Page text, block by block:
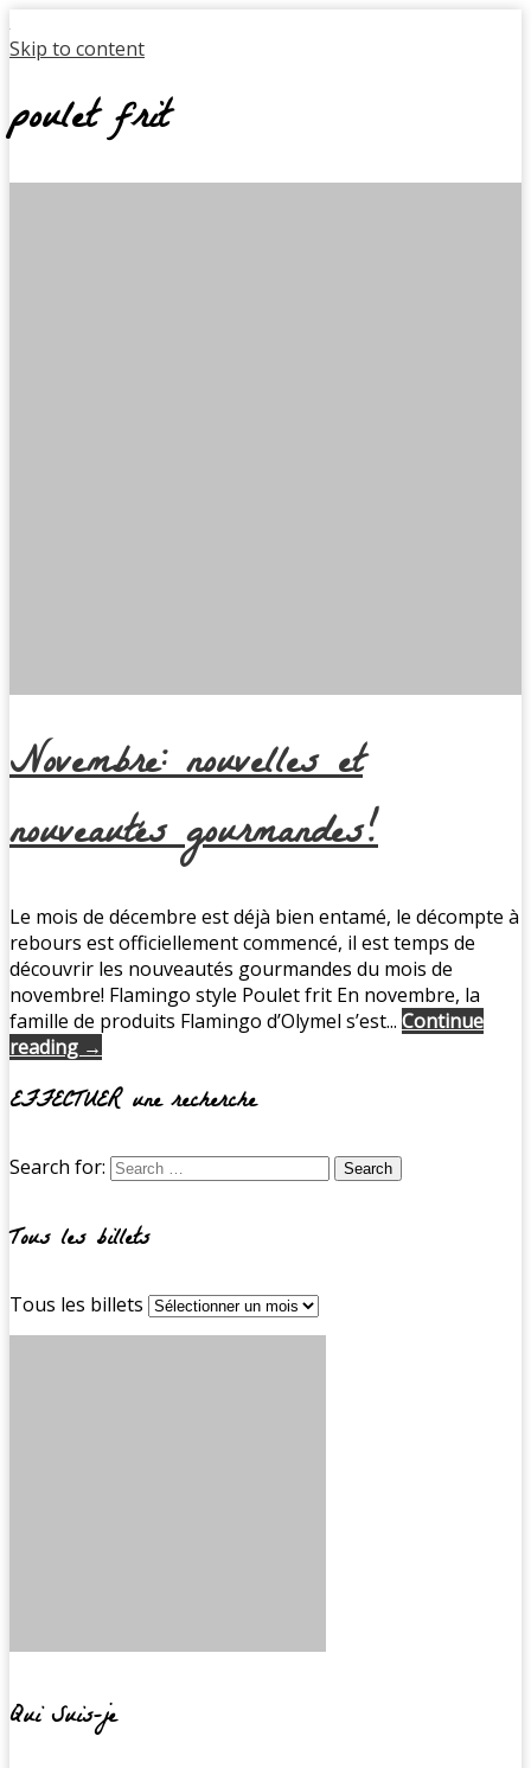
Skip to content
poulet frit
Novembre: nouvelles et
nouveautés gourmandes!
Le mois de décembre est déjà bien entamé, le décompte à
rebours est officiellement commencé, il est temps de
découvrir les nouveautés gourmandes du mois de
novembre! Flamingo style Poulet frit En novembre, la
famille de produits Flamingo d’Olymel s’est... Continue
reading →
EFFECTUER une recherche
Search for:
Tous les billets
Tous les billets
Qui Suis-je